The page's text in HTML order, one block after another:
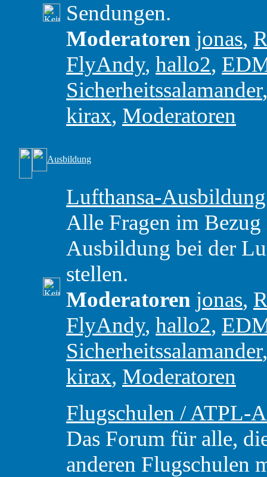
Sendungen.
Moderatoren jonas,
FlyAndy, hallo2,
Sicherheitssalamander
kirax, Moderatoren
Ausbildung
Lufthansa-Ausbildung
Alle Fragen im
Ausbildung bei der
stellen.
Moderatoren jonas,
FlyAndy, hallo2,
Sicherheitssalamander
kirax, Moderatoren
Flugschulen / ATPL-
Das Forum für alle,
anderen Flugschulen